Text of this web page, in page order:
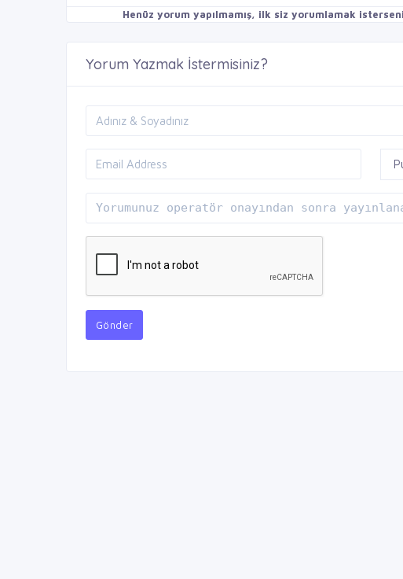
Henüz yorum yapılmamış, ilk siz yorumlamak
Yorum Yazmak İstermisiniz?
Gönder